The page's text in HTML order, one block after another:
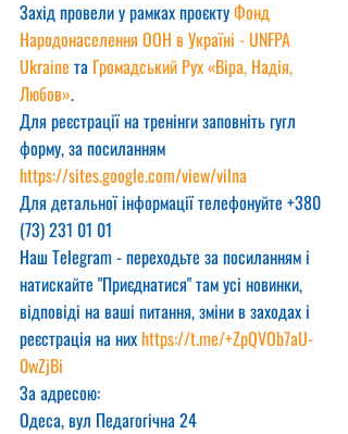
Захід провели у рамках проєкту Фонд
Народонаселення ООН в Україні - UNFPA
Ukraine та Громадський Рух «Віра, Надія,
Любов».
Для реєстрації на тренінги заповніть гугл
форму, за посиланням
https://sites.google.com/view/vilna
Для детальної інформації телефонуйте +380
(73) 231 01 01
Наш Telegram - переходьте за посиланням і
натискайте "Приєднатися" там усі новинки,
відповіді на ваші питання, зміни в заходах і
реєстрація на них https://t.me/+ZpQVOb7aU-
0wZjBi
За адресою:
Одеса, вул Педагогічна 24